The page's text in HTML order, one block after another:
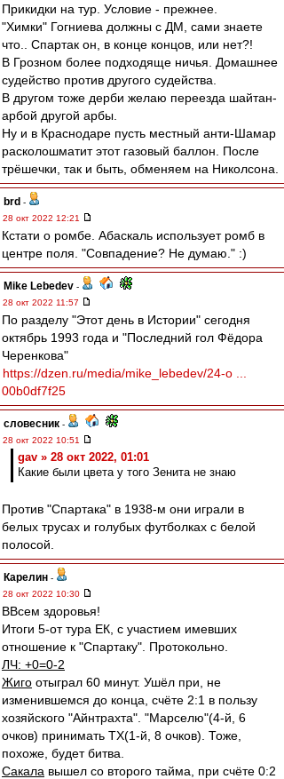
Прикидки на тур. Условие - прежнее.
"Химки" Гогниева должны с ДМ, сами знаете
что.. Спартак он, в конце концов, или нет?!
В Грозном более подходяще ничья. Домашнее
судейство против другого судейства.
В другом тоже дерби желаю переезда шайтан-
арбой другой арбы.
Ну и в Краснодаре пусть местный анти-Шамар
расколошматит этот газовый баллон. После
трёшечки, так и быть, обменяем на Николсона.
brd -
28 окт 2022 12:21
Кстати о ромбе. Абаскаль использует ромб в
центре поля. "Совпадение? Не думаю." :)
Mike Lebedev -
28 окт 2022 11:57
По разделу "Этот день в Истории" сегодня
октябрь 1993 года и "Последний гол Фёдора
Черенкова"
https://dzen.ru/media/mike_lebedev/24-o ...
00b0df7f25
словесник -
28 окт 2022 10:51
gav » 28 окт 2022, 01:01
Какие были цвета у того Зенита не знаю
Против "Спартака" в 1938-м они играли в
белых трусах и голубых футболках с белой
полосой.
Карелин -
28 окт 2022 10:30
ВВсем здоровья!
Итоги 5-от тура ЕК, с участием имевших
отношение к "Спартаку". Протокольно.
ЛЧ: +0=0-2
Жиго отыграл 60 минут. Ушёл при, не
изменившемся до конца, счёте 2:1 в пользу
хозяйского "Айнтрахта". "Марселю"(4-й, 6
очков) принимать ТХ(1-й, 8 очков). Тоже,
похоже, будет битва.
Сакала вышел со второго тайма, при счёте 0:2